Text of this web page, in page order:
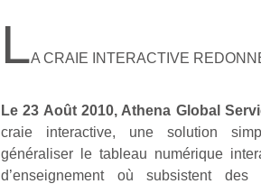
LA CRAIE INTERACTIVE
Le 23 Août 2010, Athena Global
craie interactive, une solution
généraliser le tableau numérique
d’enseignement où subsistent